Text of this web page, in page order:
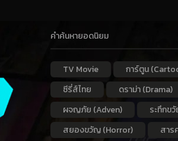
คำค้นหายอดนิยม
TV Movie การ์ตูน
ซีรี่ส์ไทย
ดราม่า (Drama)
ผจญภัย (Adven)
ระทึกข
สยองขวัญ (Horror)
สาร